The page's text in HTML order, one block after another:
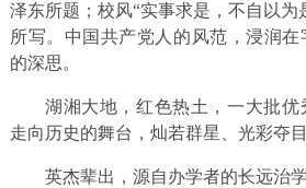
泽东所题；校风“实事求是，不自以为
所写。中国共产党人的风范，浸润
的深思。
湖湘大地，红色热土，一大批优
走向历史的舞台，灿若群星、光彩夺目
英杰辈出，源自办学者的长远治学